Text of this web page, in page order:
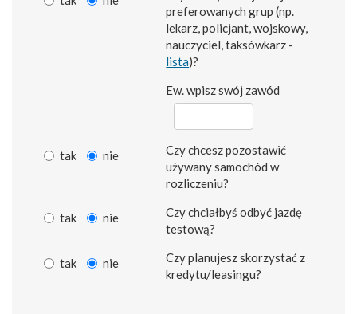
preferowanych grup (np.
lekarz, policjant, wojskowy,
nauczyciel, taksówkarz -
lista)?
Ew. wpisz swój zawód
tak nie
Czy chcesz pozostawić
używany samochód w
rozliczeniu?
tak nie
Czy chciałbyś odbyć jazdę
testową?
tak nie
Czy planujesz skorzystać z
kredytu/leasingu?